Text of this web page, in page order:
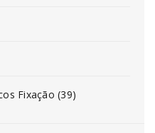
Fixação (39)